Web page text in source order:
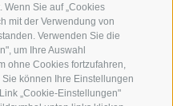
Sie auf „Cookies
mit der Verwendung von
Verwenden Sie die
um Ihre Auswahl
ohne Cookies fortzufahren,
können Ihre Einstellungen
„Cookie-Einstellungen"
/ 32°C
/ 34°C